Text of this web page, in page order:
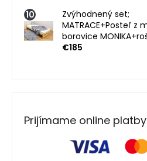
Zvýhodnený set;
MATRACE+Posteľ z
borovice
€185
Prijímame online platby